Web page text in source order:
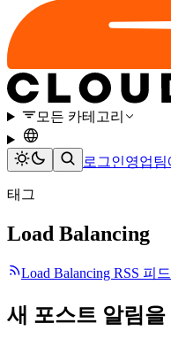
모든 카테고리
로그인영업팀
태그
Load Balancing
Load Balancing RSS 피
새 포스트 알림